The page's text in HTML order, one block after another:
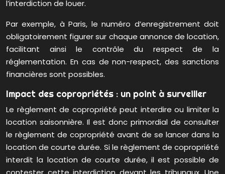
l’interdiction de louer.
Par exemple, à Paris, le numéro d’enregistrement doit
obligatoirement figurer sur chaque annonce de location,
facilitant ainsi le contrôle du respect de la
réglementation. En cas de non-respect, des sanctions
financières sont possibles.
Impact des copropriétés : un point à surveiller
Le règlement de copropriété peut interdire ou limiter la
location saisonnière. Il est donc primordial de consulter
le règlement de copropriété avant de se lancer dans la
location de courte durée. Si le règlement de copropriété
interdit la location de courte durée, il est possible de